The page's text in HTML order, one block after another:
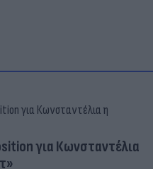
για Κωνσταντέλια